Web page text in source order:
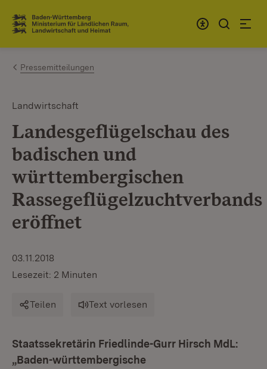
Zum Inhalt springen
Link zur Startseite
Pressemitteilungen
Landwirtschaft
Landesgeflügelschau des
badischen und
württembergischen
Rassegeflügelzuchtverbands
eröffnet
03.11.2018
Lesezeit: 2 Minuten
Teilen Text vorlesen
Staatssekretärin Friedlinde-Gurr Hirsch MdL:
„Baden-württembergische